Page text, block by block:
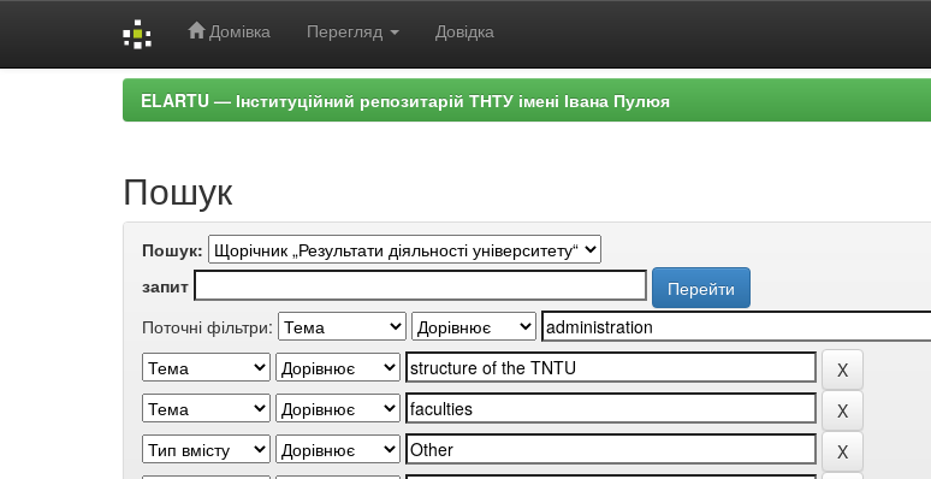
Домівка Перегляд Довідка
ELARTU — Інституційний репозитарій ТНТУ імені Івана Пулюя
Пошук
Пошук:
запит
Поточні фільтри: